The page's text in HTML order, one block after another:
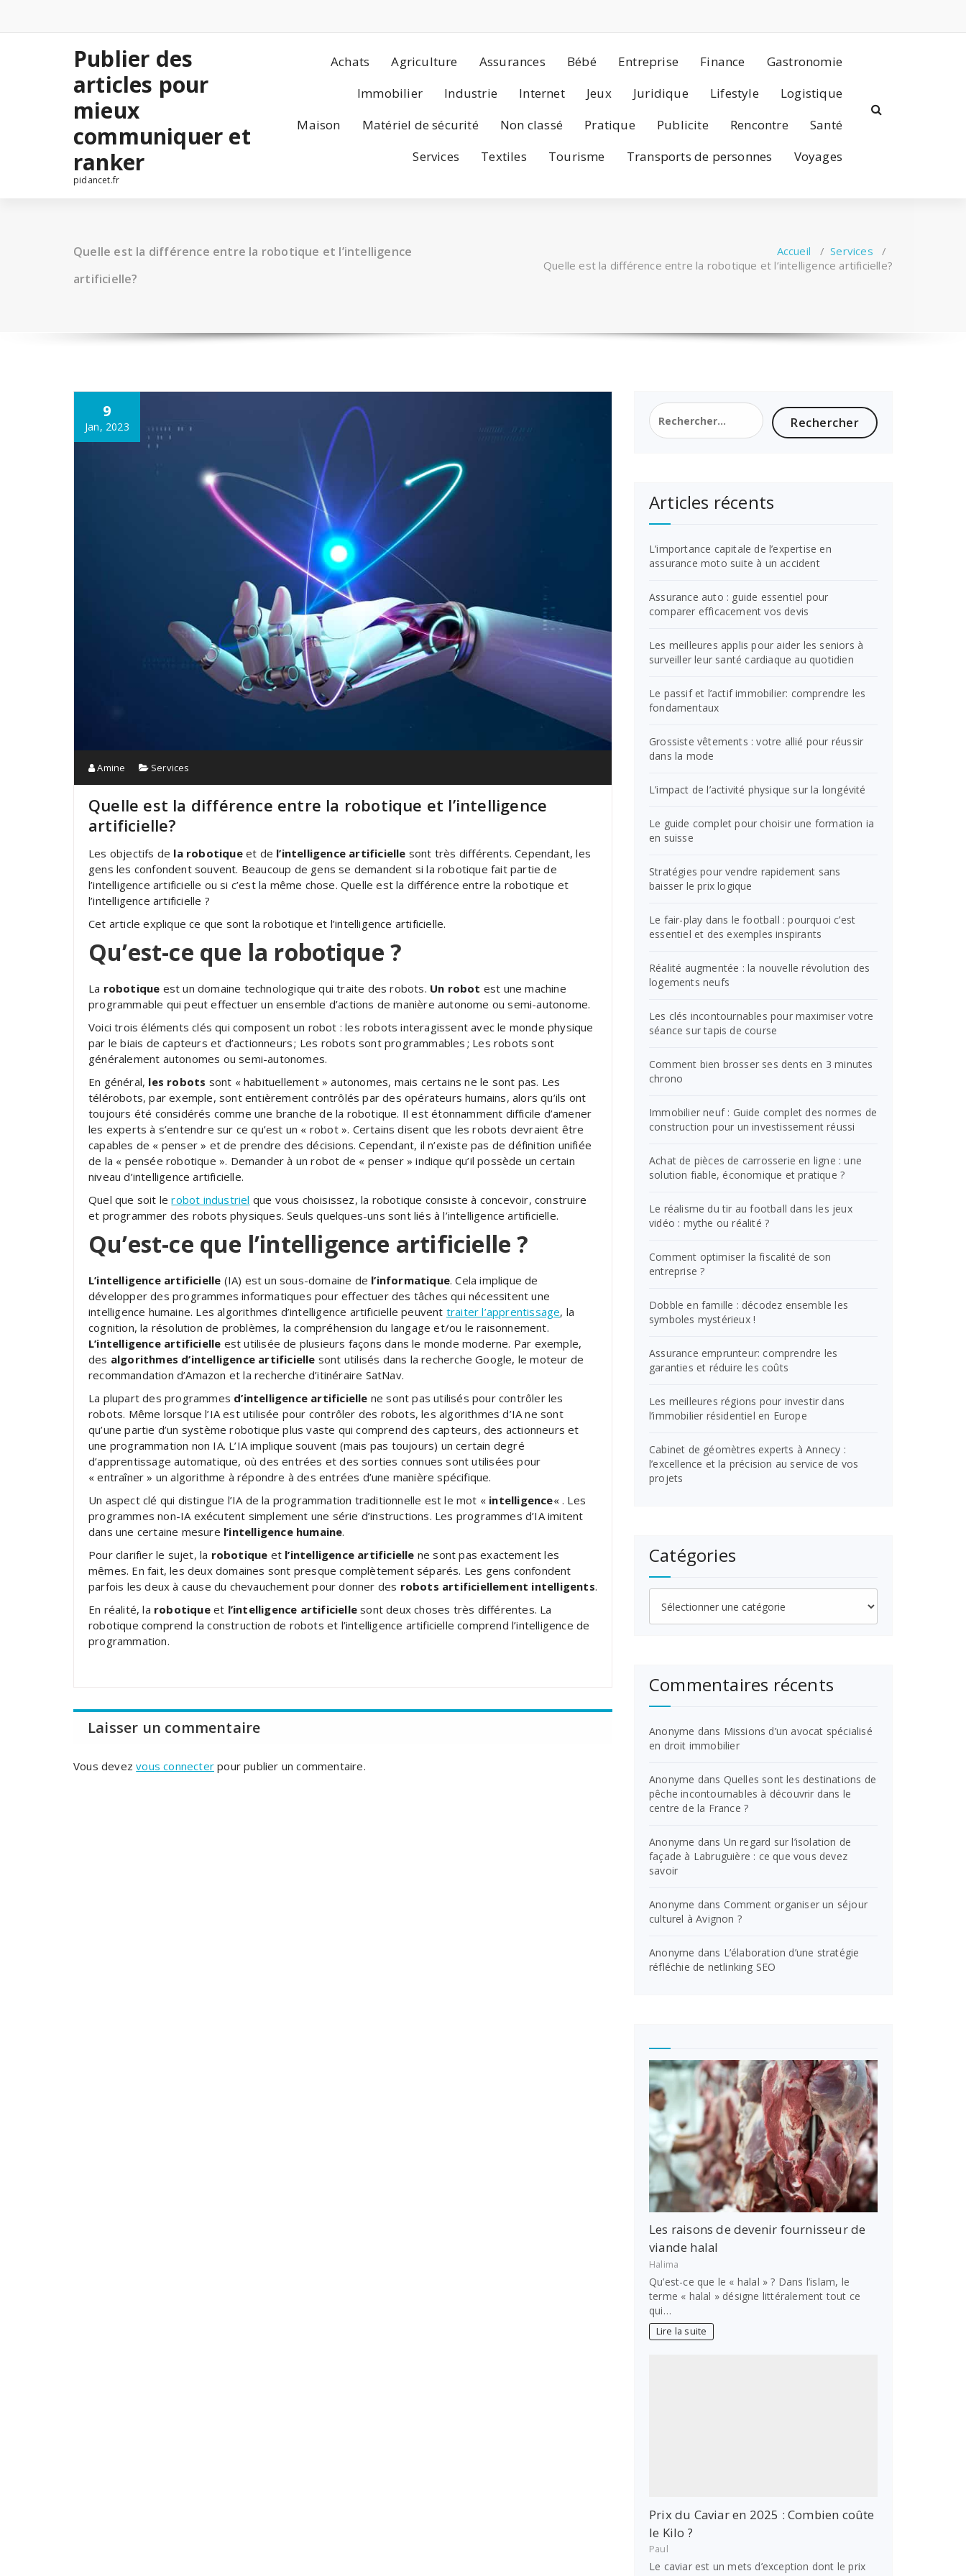
contenu
Publier des
articles pour
mieux
communiquer et
ranker
pidancet.fr
Achats Agriculture Assurances Bébé Entreprise Finance
Gastronomie
Immobilier
Industrie Internet Jeux Juridique Lifestyle
Logistique
Maison
Matériel de sécurité Non classé Pratique Publicite Rencontre
Santé
Services
Textiles Tourisme Transports de personnes Voyages
Quelle est la différence entre la robotique et l’intelligence
artificielle?
Accueil /Services /
Quelle est la différence entre la robotique et l’intelligence artificielle?
9
Jan, 2023
Amine Services
Quelle est la différence entre la robotique et l’intelligence
artificielle?
Les objectifs de la robotiqueet de l’intelligence artificielle sont très différents. Cependant, les
gens les confondent souvent. Beaucoup de gens se demandent si la robotique fait partie de
l’intelligence artificielle ou si c’est la même chose. Quelle est la différence entre la robotique et
l’intelligence artificielle ?
Cet article explique ce que sont la robotique et l’intelligence artificielle.
Qu’est-ce que la robotique ?
La robotique est un domaine technologique qui traite des robots. Un robot est une machine
programmable qui peut effectuer un ensemble d’actions de manière autonome ou semi-autonome.
Voici trois éléments clés qui composent un robot : les robots interagissent avec le monde physique
par le biais de capteurs et d’actionneurs ; Les robots sont programmables ; Les robots sont
généralement autonomes ou semi-autonomes.
En général, les robots sont « habituellement » autonomes, mais certains ne le sont pas. Les
télérobots, par exemple, sont entièrement contrôlés par des opérateurs humains, alors qu’ils ont
toujours été considérés comme une branche de la robotique. Il est étonnamment difficile d’amener
les experts à s’entendre sur ce qu’est un « robot ». Certains disent que les robots devraient être
capables de « penser » et de prendre des décisions. Cependant, il n’existe pas de définition unifiée
de la « pensée robotique ». Demander à un robot de « penser » indique qu’il possède un certain
niveau d’intelligence artificielle.
Quel que soit lerobot industriel que vous choisissez, la robotique consiste à concevoir, construire
et programmer des robots physiques. Seuls quelques-uns sont liés à l’intelligence artificielle.
Qu’est-ce que l’intelligence artificielle ?
L’intelligence artificielle (IA) est un sous-domaine de l’informatique. Cela implique de
développer des programmes informatiques pour effectuer des tâches qui nécessitent une
intelligence humaine. Les algorithmes d’intelligence artificielle peuvent traiter l’apprentissage, la
cognition, la résolution de problèmes, la compréhension du langage et/ou le raisonnement.
L’intelligence artificielle est utilisée de plusieurs façons dans le monde moderne. Par exemple,
des algorithmes d’intelligence artificielle sont utilisés dans la recherche Google, le moteur de
recommandation d’Amazon et la recherche d’itinéraire SatNav.
La plupart des programmes d’intelligence artificielle ne sont pas utilisés pour contrôler les
robots. Même lorsque l’IA est utilisée pour contrôler des robots, les algorithmes d’IA ne sont
qu’une partie d’un système robotique plus vaste qui comprend des capteurs, des actionneurs et
une programmation non IA. L’IA implique souvent (mais pas toujours) un certain degré
d’apprentissage automatique, où des entrées et des sorties connues sont utilisées pour
« entraîner » un algorithme à répondre à des entrées d’une manière spécifique.
Un aspect clé qui distingue l’IA de la programmation traditionnelle est le mot « intelligence« . Les
programmes non-IA exécutent simplement une série d’instructions. Les programmes d’IA imitent
dans une certaine mesure l’intelligence humaine.
Pour clarifier le sujet, la robotique et l’intelligence artificielle ne sont pas exactement les
mêmes. En fait, les deux domaines sont presque complètement séparés. Les gens confondent
parfois les deux à cause du chevauchement pour donner des robots artificiellement intelligents.
En réalité, la robotiqueet l’intelligence artificielle sont deux choses très différentes. La
robotique comprend la construction de robots et l’intelligence artificielle comprend l’intelligence de
programmation.
Laisser un commentaire
Vous devezvous connecter pour publier un commentaire.
Rechercher :
Articles récents
L’importance capitale de l’expertise en
assurance moto suite à un accident
Assurance auto : guide essentiel pour
comparer efficacement vos devis
Les meilleures applis pour aider les seniors à
surveiller leur santé cardiaque au quotidien
Le passif et l’actif immobilier: comprendre les
fondamentaux
Grossiste vêtements : votre allié pour réussir
dans la mode
L’impact de l’activité physique sur la longévité
Le guide complet pour choisir une formation ia
en suisse
Stratégies pour vendre rapidement sans
baisser le prix logique
Le fair-play dans le football : pourquoi c’est
essentiel et des exemples inspirants
Réalité augmentée : la nouvelle révolution des
logements neufs
Les clés incontournables pour maximiser votre
séance sur tapis de course
Comment bien brosser ses dents en 3 minutes
chrono
Immobilier neuf : Guide complet des normes de
construction pour un investissement réussi
Achat de pièces de carrosserie en ligne : une
solution fiable, économique et pratique ?
Le réalisme du tir au football dans les jeux
vidéo : mythe ou réalité ?
Comment optimiser la fiscalité de son
entreprise ?
Dobble en famille : décodez ensemble les
symboles mystérieux !
Assurance emprunteur: comprendre les
garanties et réduire les coûts
Les meilleures régions pour investir dans
l’immobilier résidentiel en Europe
Cabinet de géomètres experts à Annecy :
l’excellence et la précision au service de vos
projets
Catégories
Catégories
Commentaires récents
Anonyme dans Missions d’un avocat spécialisé
en droit immobilier
Anonyme dans Quelles sont les destinations de
pêche incontournables à découvrir dans le
centre de la France ?
Anonyme dans Un regard sur l’isolation de
façade à Labruguière : ce que vous devez
savoir
Anonyme dans Comment organiser un séjour
culturel à Avignon ?
Anonyme dans L’élaboration d’une stratégie
réfléchie de netlinking SEO
Les raisons de devenir fournisseur de
viande halal
Halima
Qu’est-ce que le « halal » ? Dans l’islam, le
terme « halal » désigne littéralement tout ce
qui…
Lire la suite
Prix du Caviar en 2025 : Combien coûte
le Kilo ?
Paul
Le caviar est un mets d’exception dont le prix